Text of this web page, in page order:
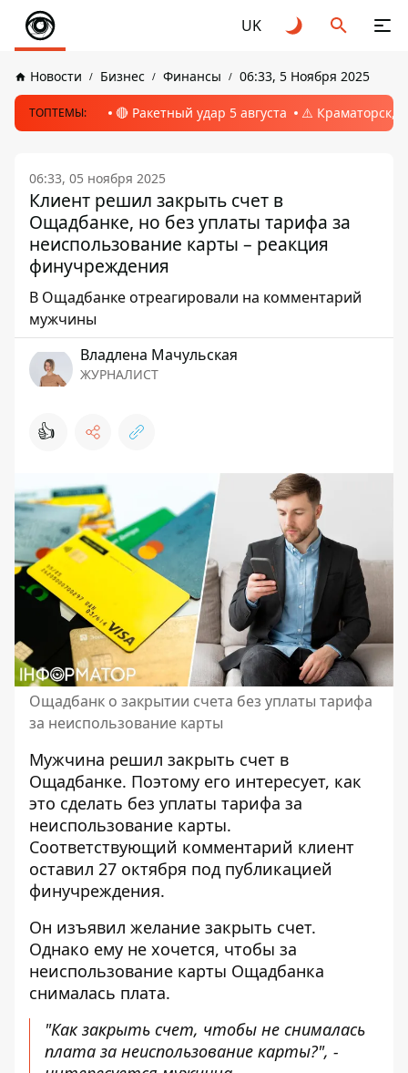
UK
Новости Бизнес Финансы 06:33, 5 Ноября 2025
ТОПТЕМЫ: 🔴 Ракетный удар 5 августа ⚠️ Краматорск,
06:33, 05 ноября 2025
Клиент решил закрыть счет в
Ощадбанке, но без уплаты тарифа за
неиспользование карты – реакция
финучреждения
В Ощадбанке отреагировали на комментарий
мужчины
Владлена Мачульская
ЖУРНАЛИСТ
👍
Ощадбанк о закрытии счета без уплаты тарифа
за неиспользование карты
Мужчина решил закрыть счет в
Ощадбанке. Поэтому его интересует, как
это сделать без уплаты тарифа за
неиспользование карты.
Соответствующий комментарий клиент
оставил 27 октября под публикацией
финучреждения.
Он изъявил желание закрыть счет.
Однако ему не хочется, чтобы за
неиспользование карты Ощадбанка
снималась плата.
"Как закрыть счет, чтобы не снималась
плата за неиспользование карты?", -